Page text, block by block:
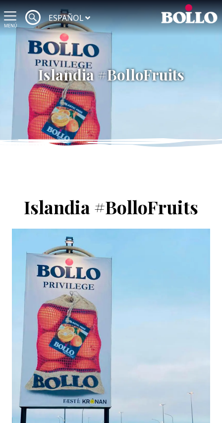
MENÚ
ESPAÑOL
Islandia #BolloFruits
Islandia #BolloFruits